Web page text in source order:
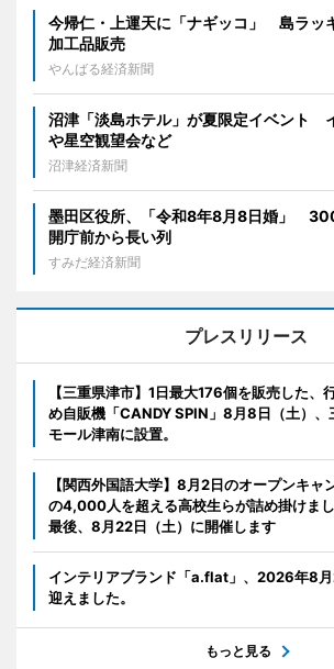
今帰仁・上運天に「ナギッコ」 島ラッ
加工品販売
やんばる経済新聞
沼津「淡島ホテル」が夏限定イベント
や星空観望会など
沼津経済新聞
墨田区役所、「令和8年8月8日婚」 300
開庁前から長い列
すみだ経済新聞
プレスリリース
【三重県津市】1日最大176個を販売した、
め自販機「CANDY SPIN」8月8日（土）、
モール津南に設置。
【関西外国語大学】8月2日のオープンキャ
の4,000人を超える高校生らが詰め掛けま
最後、8月22日（土）に開催します
インテリアブランド「a.flat」、2026年8
迎えました。
もっと見る